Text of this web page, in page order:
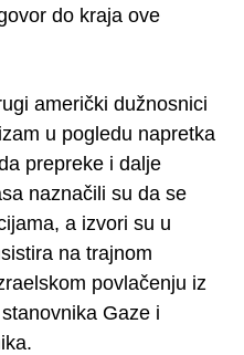
do kraja ove
američki dužnosnici
u pogledu napretka
prepreke i dalje
naznačili su da se
a izvori su u
na trajnom
povlačenju iz
Gaze i